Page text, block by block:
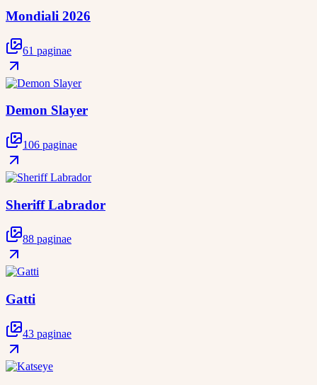
Mondiali 2026
61 paginae
Demon Slayer
106 paginae
Sheriff Labrador
88 paginae
Gatti
43 paginae